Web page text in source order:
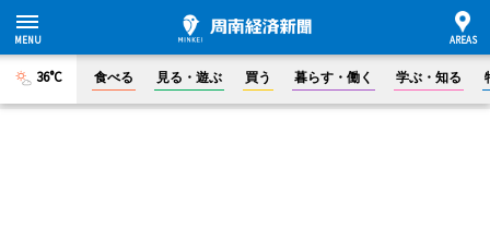
36°C 食べる 見る・遊ぶ 買う 暮らす・働く 学ぶ・知る